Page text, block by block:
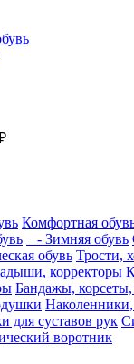
Комфортная
- Зимняя обувь
обувь Трости,
корректоры
Бандажы,
для суставов рук
воротник